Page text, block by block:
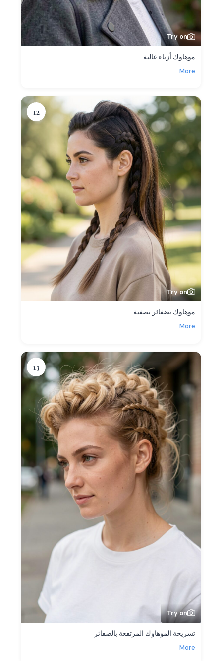
Try on
موهاوك أزياء عالية
More
12
Try on
موهاوك بضفائر نصفية
More
13
Try on
تسريحة الموهاوك المرتفعة بالضفائر
More